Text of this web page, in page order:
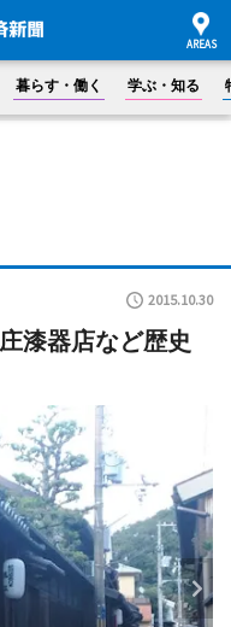
暮らす・働く 学ぶ・知る
2015.10.30
漆器店など歴史